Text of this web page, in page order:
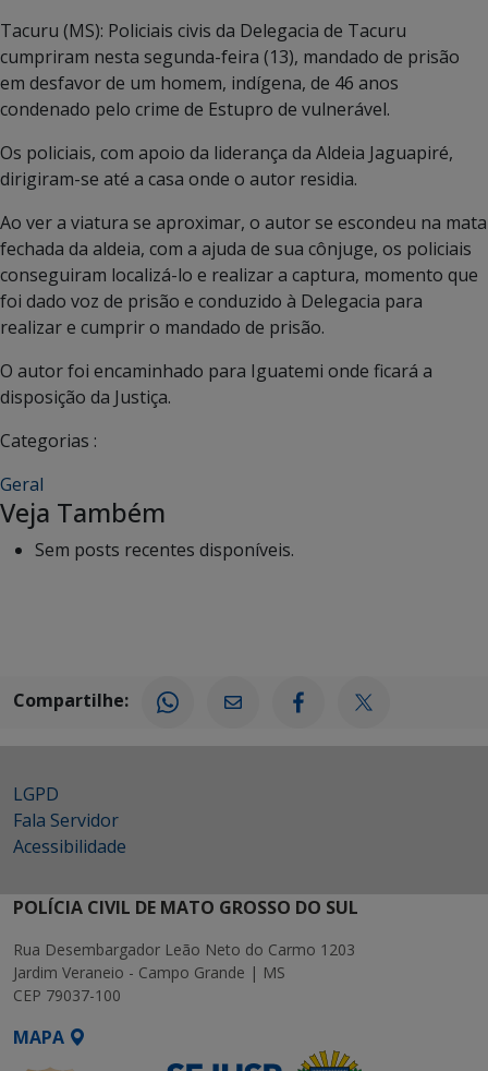
Tacuru (MS): Policiais civis da Delegacia de Tacuru
cumpriram nesta segunda-feira (13), mandado de prisão
em desfavor de um homem, indígena, de 46 anos
condenado pelo crime de Estupro de vulnerável.
Os policiais, com apoio da liderança da Aldeia Jaguapiré,
dirigiram-se até a casa onde o autor residia.
Ao ver a viatura se aproximar, o autor se escondeu na mata
fechada da aldeia, com a ajuda de sua cônjuge, os policiais
conseguiram localizá-lo e realizar a captura, momento que
foi dado voz de prisão e conduzido à Delegacia para
realizar e cumprir o mandado de prisão.
O autor foi encaminhado para Iguatemi onde ficará a
disposição da Justiça.
Categorias :
Geral
Veja Também
Sem posts recentes disponíveis.
Compartilhe:
LGPD
Fala Servidor
Acessibilidade
POLÍCIA CIVIL DE MATO GROSSO DO SUL
Rua Desembargador Leão Neto do Carmo 1203
Jardim Veraneio - Campo Grande | MS
CEP 79037-100
MAPA